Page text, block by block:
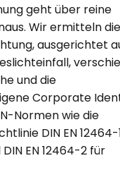
geht über reine
Wir ermitteln die
ausgerichtet
und die
Corporate
Normen wie die
DIN EN 12464-
EN 12464-2 für